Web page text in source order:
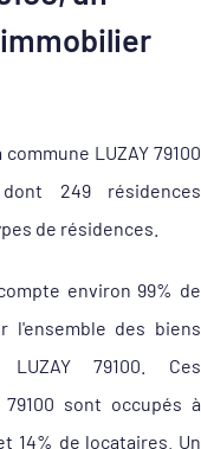
LUZAY 79100
249 résidences
de résidences.
environ 99% de
l'ensemble des biens
79100. Ces
sont occupés à
14% de locataires. Un